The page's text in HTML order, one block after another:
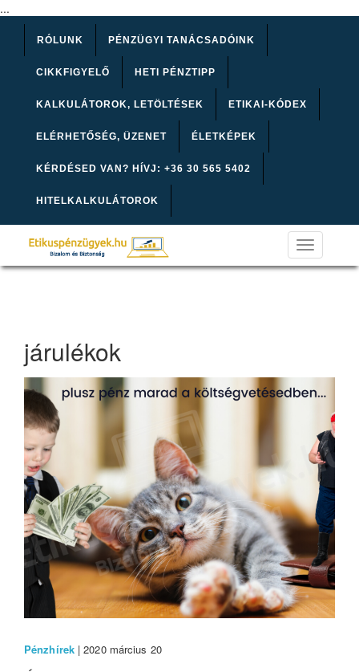
...
RÓLUNK PÉNZÜGYI TANÁCSADÓINK
CIKKFIGYELŐ HETI PÉNZTIPP
KALKULÁTOROK, LETÖLTÉSEK ETIKAI-KÓDEX
ELÉRHETŐSÉG, ÜZENET ÉLETKÉPEK
KÉRDÉSED VAN? HÍVJ: +36 30 565 5402
HITELKALKULÁTOROK
Toggle
navigation
járulékok
Pénzhírek| 2020 március 20